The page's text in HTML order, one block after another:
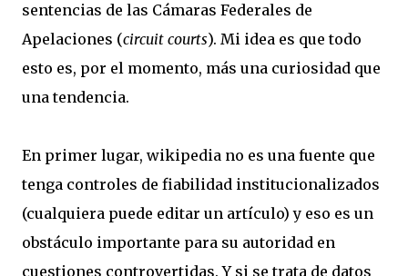
sentencias de las Cámaras Federales de
Apelaciones (circuit courts). Mi idea es que todo
esto es, por el momento, más una curiosidad que
una tendencia.
En primer lugar, wikipedia no es una fuente que
tenga controles de fiabilidad institucionalizados
(cualquiera puede editar un artículo) y eso es un
obstáculo importante para su autoridad en
cuestiones controvertidas. Y si se trata de datos